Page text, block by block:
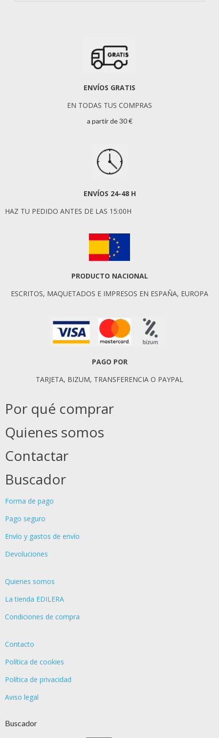
ENVÍOS GRATIS
EN TODAS TUS COMPRAS
a partir de 30 €
ENVÍOS 24-48 H
HAZ TU PEDIDO ANTES DE LAS 15:00H
PRODUCTO NACIONAL
ESCRITOS, MAQUETADOS E IMPRESOS EN ESPAÑA, EUROPA
PAGO POR
TARJETA, BIZUM, TRANSFERENCIA O PAYPAL
Por qué comprar
Quienes somos
Contactar
Buscador
Forma de pago
Pago seguro
Envío y gastos de envío
Devoluciones
Quienes somos
La tienda EDILERA
Condiciones de compra
Contacto
Política de cookies
Política de privacidad
Aviso legal
Buscador